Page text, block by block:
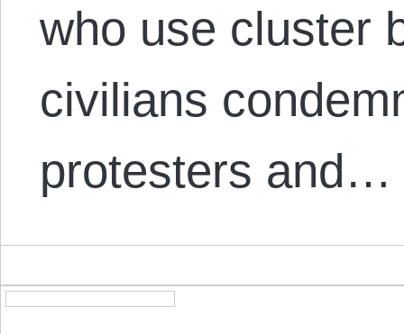
who use cluster
civilians
protesters and…